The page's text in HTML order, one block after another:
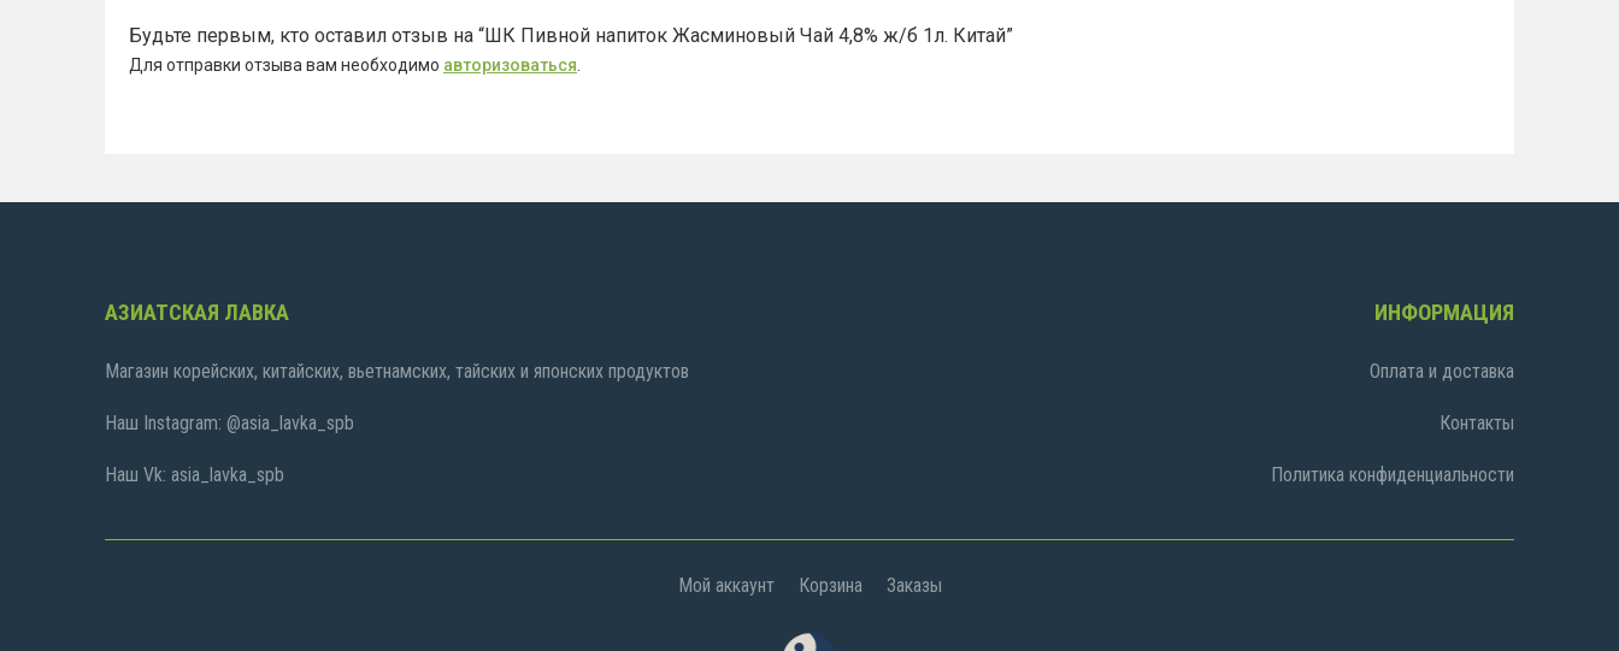
Будьте первым, кто оставил отзыв на “ШК Пивной напиток Жасминовый Чай 4,8% ж/б 1л. Китай”
Для отправки отзыва вам необходимо авторизоваться
АЗИАТСКАЯ ЛАВКА
Магазин корейских, китайских, вьетнамских, тайских и японских продуктов
Наш Instagram: @asia_lavka_spb
Наш Vk: asia_lavka_spb
ИНФОРМАЦИЯ
Оплата и доставка
Контакты
Политика конфиденциальности
Мой аккаунт Корзина Заказы